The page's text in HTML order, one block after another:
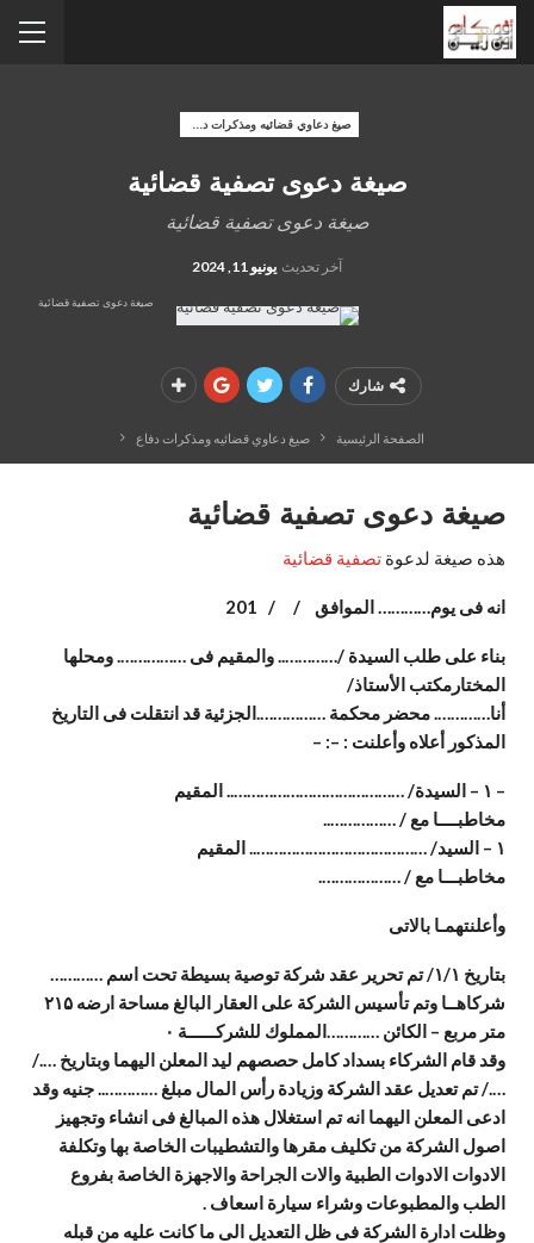
صيغ دعاوي قضائيه ومذكرات دفاع
صيغة دعوى تصفية قضائية
صيغة دعوى تصفية قضائية
آخر تحديث يونيو 11, 2024
صيغة دعوى تصفية قضائية
شارك
الصفحة الرئيسية صيغ دعاوي قضائيه ومذكرات دفاع
صيغة دعوى تصفية قضائية
هذه صيغة لدعوة تصفية قضائية
انه فى يوم………… الموافق / / 201
بناء على طلب السيدة /…………..والمقيم فى ……………. ومحلها
المختارمكتب الأستاذ/
أنا…………. محضر محكمة …………….الجزئية قد انتقلت فى التاريخ
المذكور أعلاه وأعلنت : –: –
– ۱ – السيدة/ ………………………………….. المقيم
مخاطبــــا مع / ……………..
۱ – السيد/ ………………………………….. المقيم
مخاطبـــا مع / ……………….
وأعلنتهمـا بالاتى
بتاريخ ۱/۱/تم تحرير عقد شركة توصية بسيطة تحت اسم …………
شركاهــا وتم تأسيس الشركة على العقار البالغ مساحة ارضه ۲۱۵
متر مربع – الكائن …………المملوك للشركــــــة ۰
وقد قام الشركاء بسداد كامل حصصهم ليد المعلن اليهما وبتاريخ …./
…./ تم تعديل عقد الشركة وزيادة رأس المال مبلغ ………….. جنيه وقد
ادعى المعلن اليهما انه تم استغلال هذه المبالغ فى انشاء وتجهيز
اصول الشركة من تكليف مقرها والتشطيبات الخاصة بها وتكلفة
الادوات الادوات الطبية والات الجراحة والاجهزة الخاصة بفروع
الطب والمطبوعات وشراء سيارة اسعاف .
وظلت ادارة الشركة فى ظل التعديل الى ما كانت عليه من قبله